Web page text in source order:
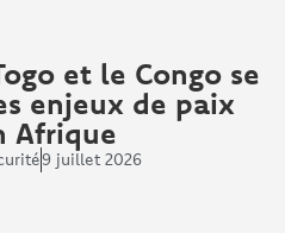
et le Congo se
enjeux de paix
Afrique
9 juillet 2026